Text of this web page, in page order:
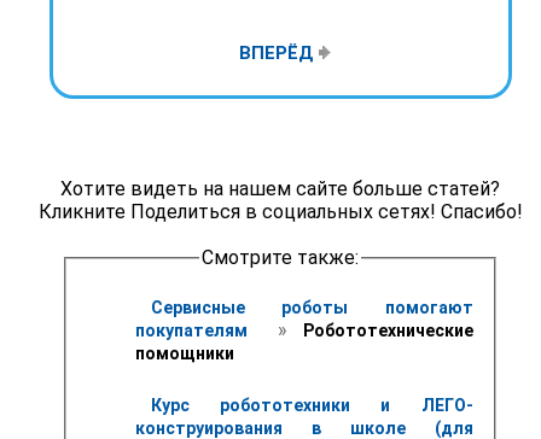
ВПЕРЁД
Хотите видеть на нашем сайте больше статей?
Кликните Поделиться в социальных сетях! Спасибо!
Смотрите также:
Сервисные роботы помогают
покупателям
»
Робототехнические
помощники
Курс робототехники и ЛЕГО-
конструирования в школе (для